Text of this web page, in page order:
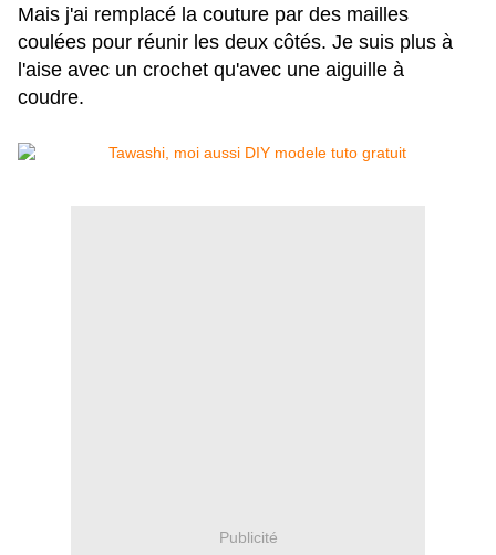
Mais j'ai remplacé la couture par des mailles
coulées pour réunir les deux côtés. Je suis plus à
l'aise avec un crochet qu'avec une aiguille à
coudre.
Publicité